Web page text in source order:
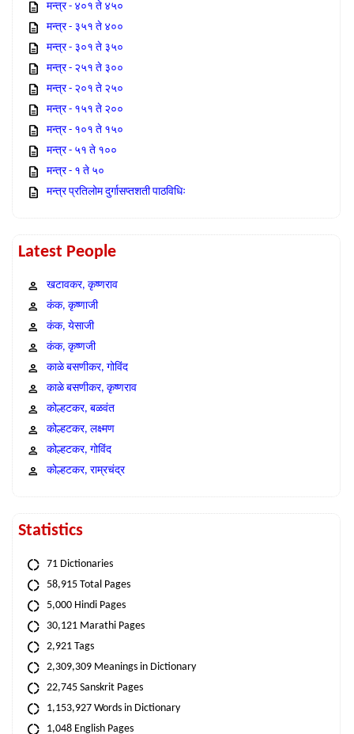
मन्त्र - ४०१ ते ४५०
मन्त्र - ३५१ ते ४००
मन्त्र - ३०१ ते ३५०
मन्त्र - २५१ ते ३००
मन्त्र - २०१ ते २५०
मन्त्र - १५१ ते २००
मन्त्र - १०१ ते १५०
मन्त्र - ५१ ते १००
मन्त्र - १ ते ५०
मन्त्र प्रतिलोम दुर्गासप्तशती पाठविधिः
Latest People
खटावकर, कृष्णराव
कंक, कृष्णाजी
कंक, येसाजी
कंक, कृष्णजी
काळे बसणीकर, गोविंद
काळे बसणीकर, कृष्णराव
कोल्हटकर, बळवंत
कोल्हटकर, लक्ष्मण
कोल्हटकर, गोविंद
कोल्हटकर, राम्रचंद्र
Statistics
71 Dictionaries
58,915 Total Pages
5,000 Hindi Pages
30,121 Marathi Pages
2,921 Tags
2,309,309 Meanings in Dictionary
22,745 Sanskrit Pages
1,153,927 Words in Dictionary
1,048 English Pages